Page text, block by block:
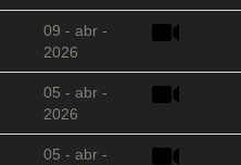
09 - abr -
2026
05 - abr -
2026
05 - abr -